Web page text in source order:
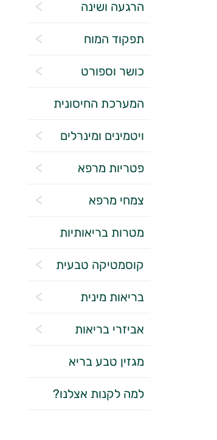
הרגעה ושינה
תפקוד המוח
כושר וספורט
המערכת החיסונית
ויטמינים ומינרלים
פטריות מרפא
צמחי מרפא
מטרות בריאותיות
קוסמטיקה טבעית
בריאות מינית
אביזרי בריאות
מגזין טבע בריא
למה לקנות אצלנו?